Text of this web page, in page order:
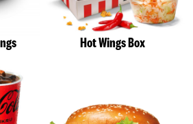
Hot Wings Box